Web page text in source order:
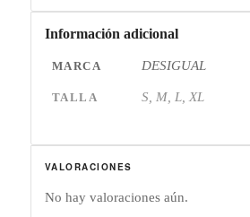
Información adicional
MARCA DESIGUAL
TALLA S, M, L, XL
VALORACIONES
No hay valoraciones aún.